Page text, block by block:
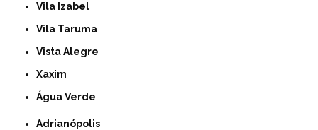
Vila Izabel
Vila Taruma
Vista Alegre
Xaxim
Água Verde
Adrianópolis